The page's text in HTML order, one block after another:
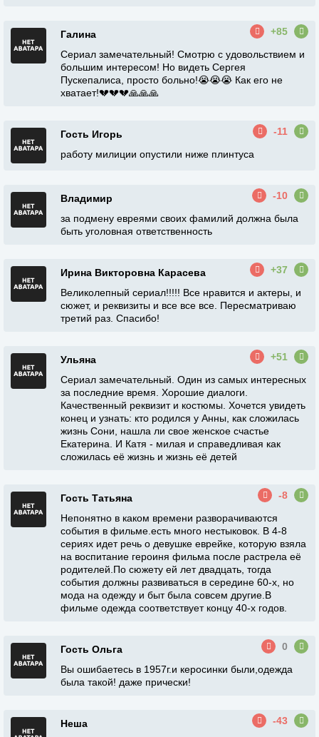
Галина
+85
Сериал замечательный! Смотрю с удовольствием и
большим интересом! Но видеть Сергея
Пускепалиса, просто больно!😭😭😭 Как его не
хватает!💔💔💔🙏🙏🙏
Гость Игорь
-11
работу милиции опустили ниже плинтуса
Владимир
-10
за подмену евреями своих фамилий должна была
быть уголовная ответственность
Ирина Викторовна Карасева
+37
Великолепный сериал!!!!! Все нравится и актеры, и
сюжет, и реквизиты и все все все. Пересматриваю
третий раз. Спасибо!
Ульяна
+51
Сериал замечательный. Один из самых интересных
за последние время. Хорошие диалоги.
Качественный реквизит и костюмы. Хочется увидеть
конец и узнать: кто родился у Анны, как сложилась
жизнь Сони, нашла ли свое женское счастье
Екатерина. И Катя - милая и справедливая как
сложилась её жизнь и жизнь её детей
Гость Татьяна
-8
Непонятно в каком времени разворачиваются
события в фильме.есть много нестыковок. В 4-8
сериях идет речь о девушке еврейке, которую взяла
на воспитание героиня фильма после растрела её
родителей.По сюжету ей лет двадцать, тогда
события должны развиваться в середине 60-х, но
мода на одежду и быт была совсем другие.В
фильме одежда соответствует концу 40-х годов.
Гость Ольга
0
Вы ошибаетесь в 1957г.и керосинки были,одежда
была такой! даже прически!
Неша
-43